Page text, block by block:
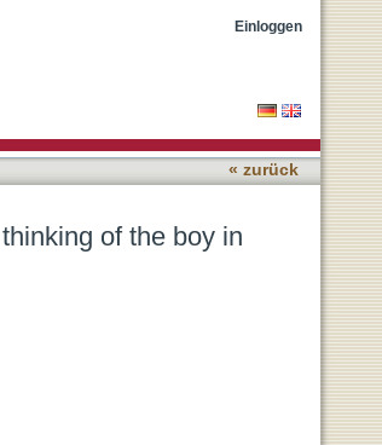
Einloggen
« zurück
of the boy in